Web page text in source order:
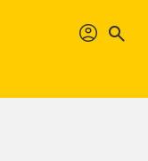
profil search